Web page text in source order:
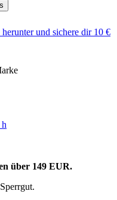
und sichere dir 10 €
über 149 EUR.